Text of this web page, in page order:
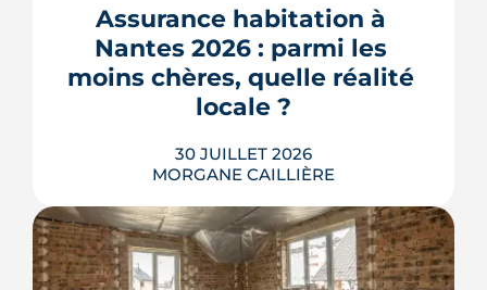
où en est le chantier, hameau par
hameau.
LIRE L'ARTICLE
Assurance habitation à
Nantes 2026 : parmi les
moins chères, quelle réalité
locale ?
30 JUILLET 2026
MORGANE CAILLIÈRE